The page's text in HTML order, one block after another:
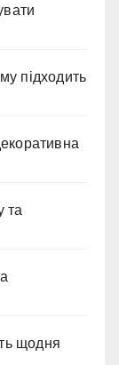
підходить
та
щодня